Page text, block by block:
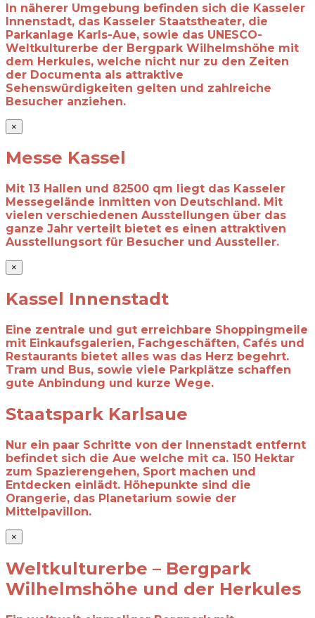
In näherer Umgebung befinden sich die Kasseler
Innenstadt, das Kasseler Staatstheater, die
Parkanlage Karls-Aue, sowie das UNESCO-
Weltkulturerbe der Bergpark Wilhelmshöhe mit
dem Herkules, welche nicht nur zu den Zeiten
der Documenta als attraktive
Sehenswürdigkeiten gelten und zahlreiche
Besucher anziehen.
×
Messe Kassel
Mit 13 Hallen und 82500 qm liegt das Kasseler
Messegelände inmitten von Deutschland. Mit
vielen verschiedenen Ausstellungen über das
ganze Jahr verteilt bietet es einen attraktiven
Ausstellungsort für Besucher und Aussteller.
×
Kassel Innenstadt
Eine zentrale und gut erreichbare Shoppingmeile
mit Einkaufsgalerien, Fachgeschäften, Cafés und
Restaurants bietet alles was das Herz begehrt.
Tram und Bus, sowie viele Parkplätze schaffen
gute Anbindung und kurze Wege.
Staatspark Karlsaue
Nur ein paar Schritte von der Innenstadt entfernt
befindet sich die Aue welche mit ca. 150 Hektar
zum Spazierengehen, Sport machen und
Entdecken einlädt. Höhepunkte sind die
Orangerie, das Planetarium sowie der
Mittelpavillon.
×
Weltkulturerbe – Bergpark
Wilhelmshöhe und der Herkules